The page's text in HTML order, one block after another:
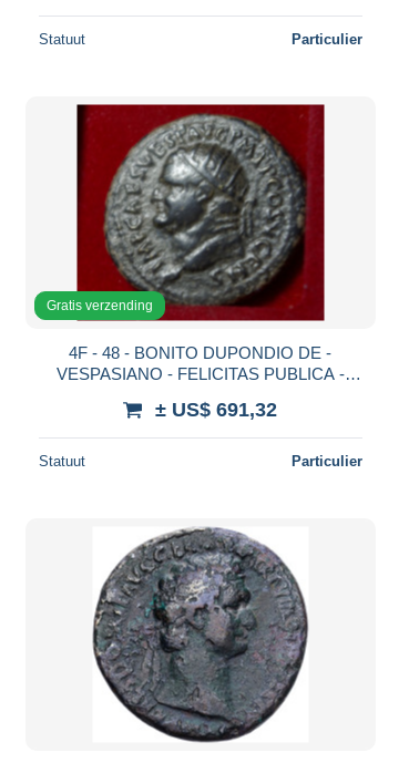
Statuut Particulier
Gratis verzending
4F - 48 - BONITO DUPONDIO DE -
VESPASIANO - FELICITAS PUBLICA -
± US$ 691,32
Statuut Particulier